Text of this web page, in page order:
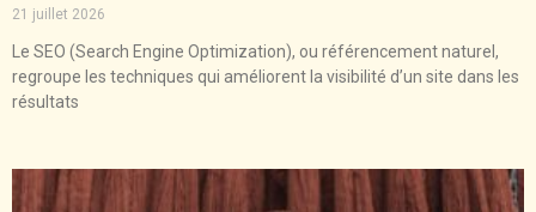
21 juillet 2026
Le SEO (Search Engine Optimization), ou référencement naturel,
regroupe les techniques qui améliorent la visibilité d’un site dans les
résultats